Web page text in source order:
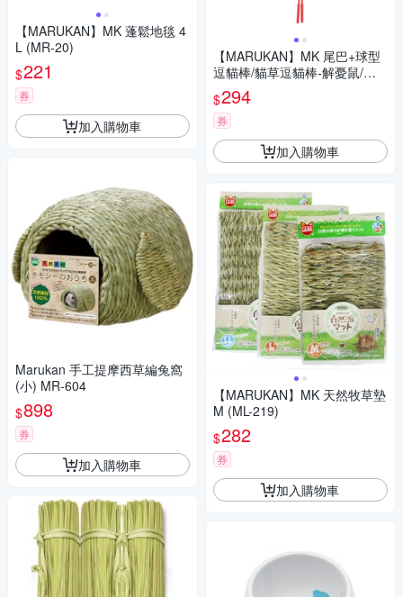
【MARUKAN】MK 蓬鬆地毯 4
L (MR-20)
$221
券
加入購物車
Marukan 手工提摩西草編兔窩
(小) MR-604
$898
券
加入購物車
【MARUKAN】MK 尾巴+球型
逗貓棒/貓草逗貓棒-解憂鼠/招
手逗貓棒-貓掌
$294
券
加入購物車
【MARUKAN】MK 天然牧草墊
M (ML-219)
$282
券
加入購物車